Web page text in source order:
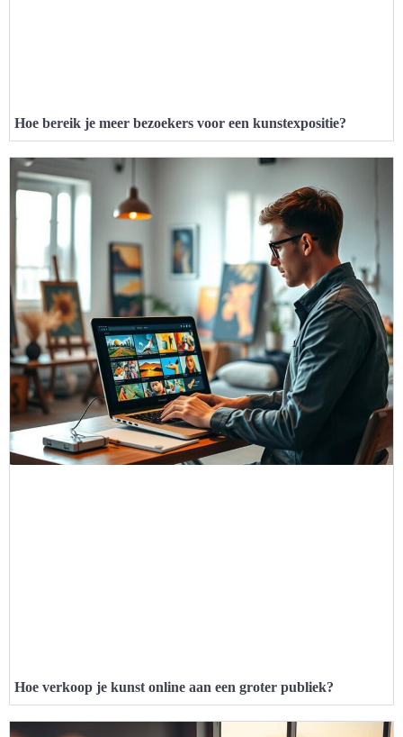
Hoe bereik je meer bezoekers voor een kunstexpositie?
Hoe verkoop je kunst online aan een groter publiek?